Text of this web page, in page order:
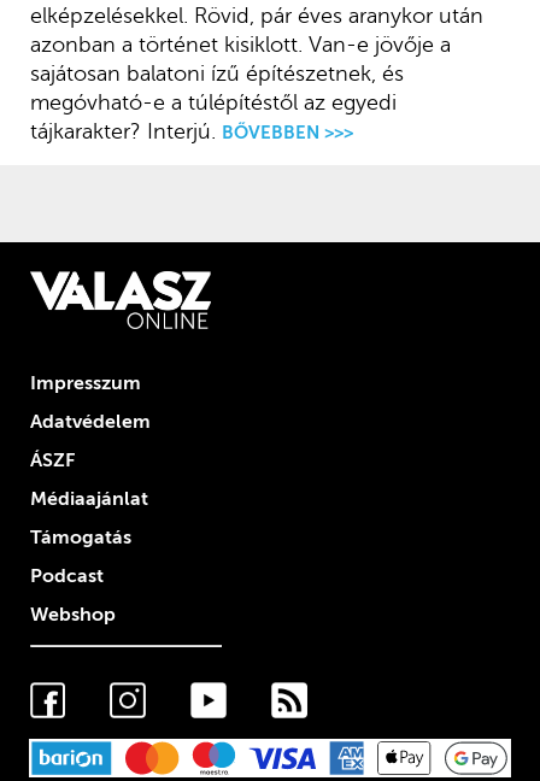
elképzelésekkel. Rövid, pár éves aranykor után
azonban a történet kisiklott. Van-e jövője a
sajátosan balatoni ízű építészetnek, és
megóvható-e a túlépítéstől az egyedi
tájkarakter? Interjú.
BŐVEBBEN >>>
Impresszum
Adatvédelem
ÁSZF
Médiaajánlat
Támogatás
Podcast
Webshop